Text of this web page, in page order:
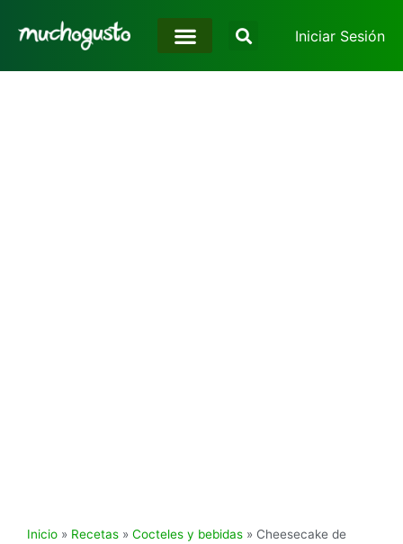
Iniciar Sesión
Inicio » Recetas » Cocteles y bebidas » Cheesecake de